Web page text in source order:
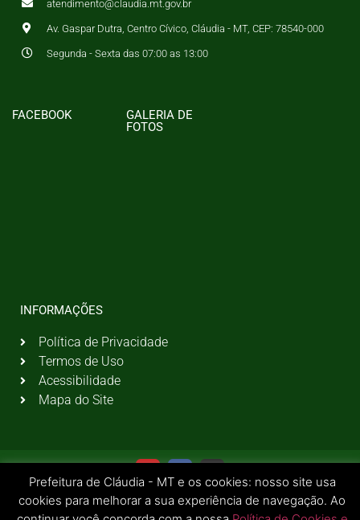
atendimento@claudia.mt.gov.br
Av. Gaspar Dutra, Centro Cívico, Cláudia - MT, CEP: 78540-000
Segunda - Sexta das 07:00 as 13:00
FACEBOOK
GALERIA DE
FOTOS
INFORMAÇÕES
Política de Privacidade
Termos de Uso
Acessibilidade
Mapa do Site
Prefeitura de Cláudia - MT e os cookies: nosso site usa
cookies para melhorar a sua experiência de navegação. Ao